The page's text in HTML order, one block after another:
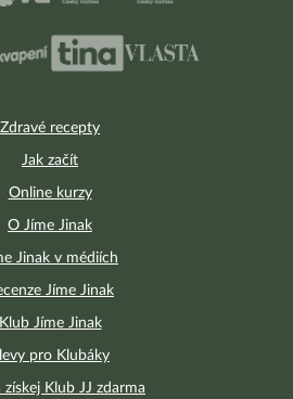
Zdravé recepty
Jak začít
Online kurzy
O Jíme Jinak
Jinak v médiích
Jíme Jinak
Klub Jíme Jinak
pro Klubáky
získej Klub JJ zdarma